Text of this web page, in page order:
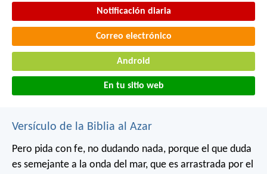
Notificación diaria
Correo electrónico
Android
En tu sitio web
Versículo de la Biblia al Azar
Pero pida con fe, no dudando nada, porque el que duda
es semejante a la onda del mar, que es arrastrada por el